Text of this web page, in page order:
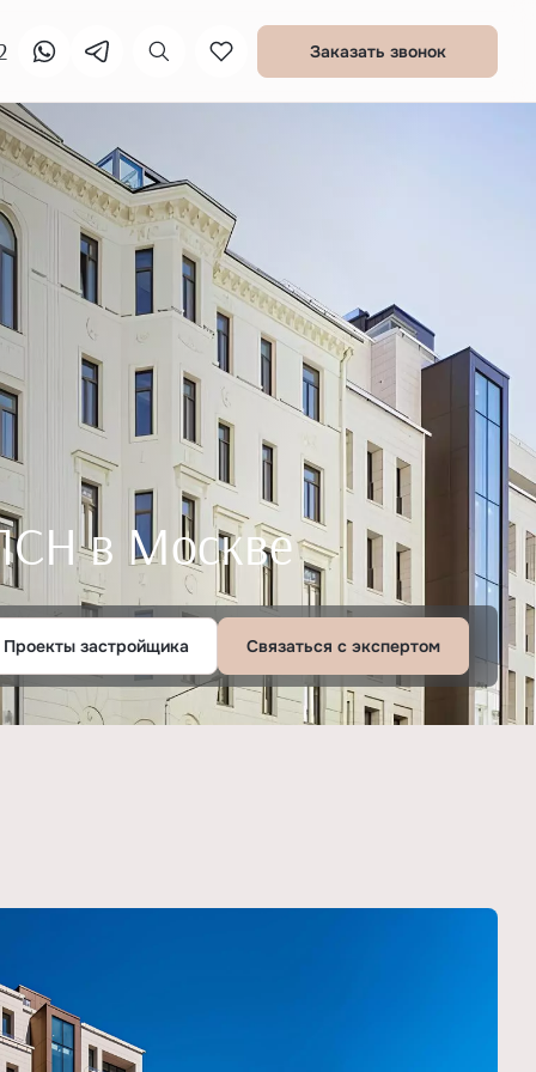
Заказать звонок
в Москве
Проекты застройщика Связаться с экспертом